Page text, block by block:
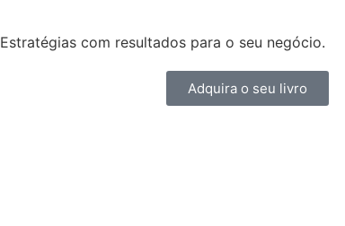
Estratégias com resultados para o seu negócio.
Adquira o seu livro